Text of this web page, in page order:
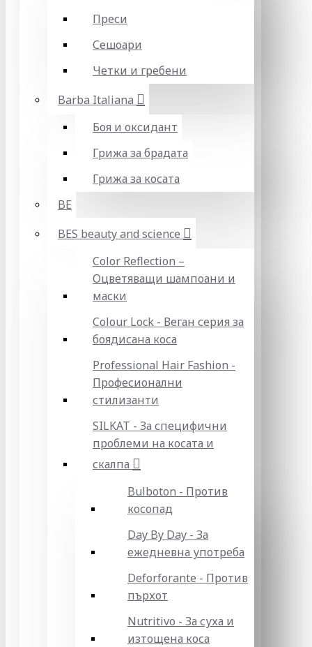
Преси
Сешоари
Четки и гребени
Barba Italiana
Боя и оксидант
Грижа за брадата
Грижа за косата
BE
BES beauty and science
Color Reflection –
Оцветяващи шампоани и
маски
Colour Lock - Веган серия за
боядисана коса
Professional Hair Fashion -
Професионални
стилизанти
SILKAT - За специфични
проблеми на косата и
скалпа
Bulboton - Против
косопад
Day By Day - За
ежедневна употреба
Deforforante - Против
пърхот
Nutritivo - За суха и
изтощена коса